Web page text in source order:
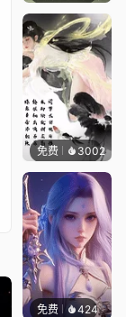
免费 3002小佛
免费 424好看